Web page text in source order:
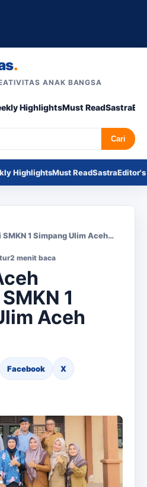
.
ANAK BANGSA
HighlightsMust ReadSastra
Cari
HighlightsMust ReadSastra
1 Simpang Ulim Aceh…
2 menit baca
1
Aceh
Facebook X